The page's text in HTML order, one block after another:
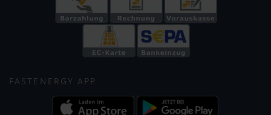
FASTENERGY APP